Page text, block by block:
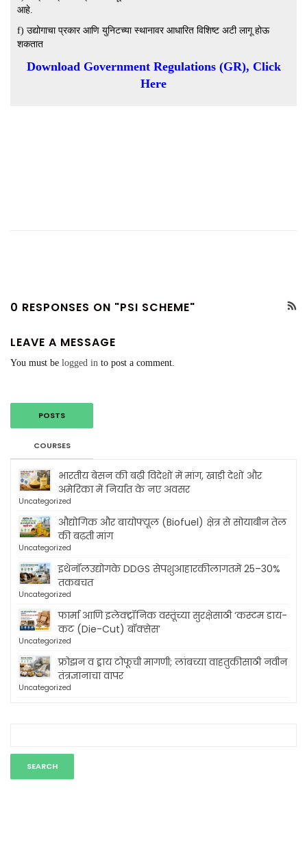
आहे.
f) उद्योगाचा प्रकार आणि युनिटच्या स्थानावर आधारित विशिष्ट अटी लागू होऊ
शकतात
Download Government Regulations (GR), Click
Here
0 RESPONSES ON "PSI SCHEME"
LEAVE A MESSAGE
You must be logged in to post a comment.
POSTS
COURSES
भारतीय बेसन की बढ़ी विदेशों में मांग, खाड़ी देशों और
अमेरिका में निर्यात के नए अवसर
Uncategorized
औद्योगिक और बायोफ्यूल (Biofuel) क्षेत्र से सोयाबीन तेल
की बढ़ती मांग
Uncategorized
इथेनॉलउद्योगके DDGS सेपशुआहारकीलागतमें 25–30%
तकबचत
Uncategorized
फार्मा आणि इलेक्ट्रॉनिक वस्तूंच्या सुरक्षेसाठी ‘कस्टम डाय-
कट (Die-Cut) बॉक्सेस’
Uncategorized
फ्रोझन व ड्राय टोफूची मागणी; लांबच्या वाहतुकीसाठी नवीन
तंत्रज्ञानाचा वापर
Uncategorized